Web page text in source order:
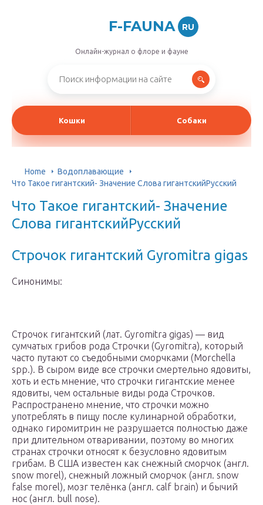
F-FAUNA RU
Онлайн-журнал о флоре и фауне
Кошки Собаки
Home
Водоплавающие
Что Такое гигантский- Значение Слова гигантскийРусский
Что Такое гигантский- Значение
Слова гигантскийРусский
Строчок гигантский Gyromitra gigas
Синонимы:
Строчок гигантский (лат. Gyromitra gigas) — вид
сумчатых грибов рода Строчки (Gyromitra), который
часто путают со съедобными сморчками (Morchella
spp.). В сыром виде все строчки смертельно ядовиты,
хоть и есть мнение, что строчки гигантские менее
ядовиты, чем остальные виды рода Строчков.
Распространено мнение, что строчки можно
употреблять в пищу после кулинарной обработки,
однако гиромитрин не разрушается полностью даже
при длительном отваривании, поэтому во многих
странах строчки относят к безусловно ядовитым
грибам. В США известен как снежный сморчок (англ.
snow morel), снежный ложный сморчок (англ. snow
false morel), мозг телёнка (англ. calf brain) и бычий
нос (англ. bull nose).